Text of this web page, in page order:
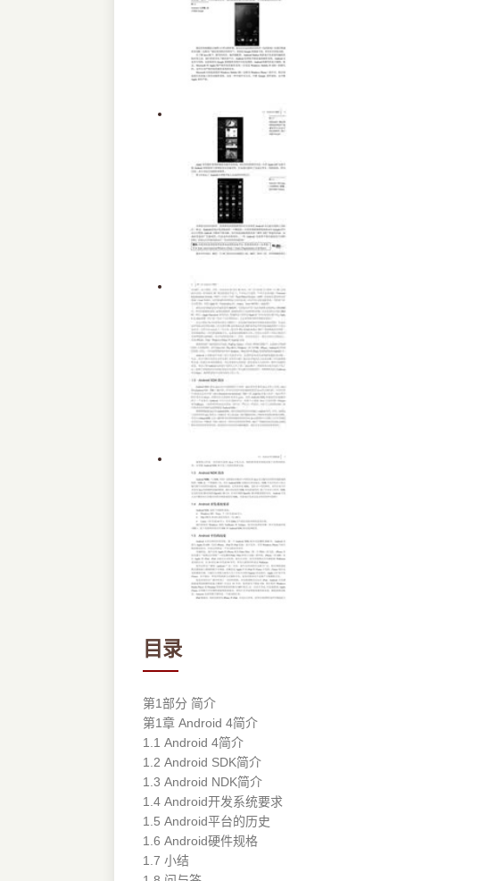
目录
第1部分 简介
第1章 Android 4简介
1.1 Android 4简介
1.2 Android SDK简介
1.3 Android NDK简介
1.4 Android开发系统要求
1.5 Android平台的历史
1.6 Android硬件规格
1.7 小结